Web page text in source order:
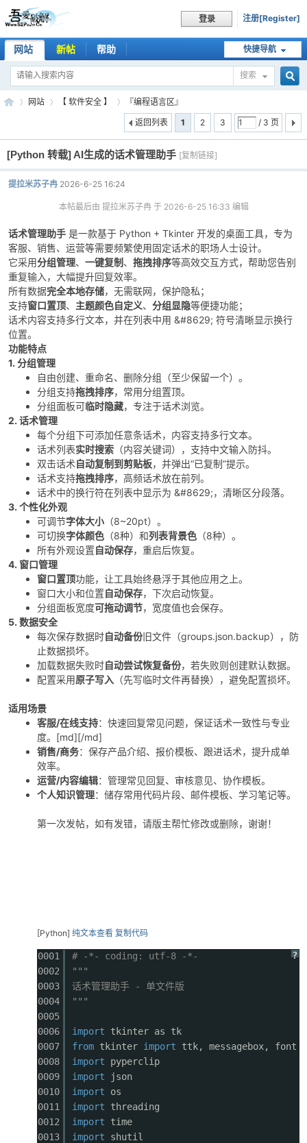
登录 注册[Register]
快捷导航
网站 新帖 帮助
搜索
吾
爱
»
网站 【 软件安全 】
›
『编程语言区』
1
2 3 / 3 页
返回列表
[Python 转载] AI生成的话术管理助手 [复制链接]
提拉米苏子冉 2026-6-25 16:24
本帖最后由 提拉米苏子冉 于 2026-6-25 16:33 编辑
话术管理助手 是一款基于 Python + Tkinter 开发的桌面工具，专为
客服、销售、运营等需要频繁使用固定话术的职场人士设计。
它采用分组管理、 一键复制 、 拖拽排序等高效交互方式，帮助您告别
重复输入，大幅提升回复效率。
所有数据完全本地存储，无需联网，保护隐私；
支持窗口置顶、 主题颜色自定义、 分组显隐等便捷功能；
话术内容支持多行文本，并在列表中用 &#8629; 符号清晰显示换行
位置。
功能特点
1. 分组管理
自由创建、重命名、删除分组（至少保留一个）。
分组支持拖拽排序，常用分组置顶。
分组面板可临时隐藏，专注于话术浏览。
2. 话术管理
每个分组下可添加任意条话术，内容支持多行文本。
话术列表实时搜索 （内容关键词），支持中文输入防抖。
双击话术自动复制到剪贴板，并弹出“已复制”提示。
话术支持拖拽排序，高频话术放在前列。
话术中的换行符在列表中显示为 &#8629;，清晰区分段落。
3. 个性化外观
可调节字体大小 （8~20pt）。
可切换字体颜色 （8种）和列表背景色 （8种）。
所有外观设置自动保存，重启后恢复。
4. 窗口管理
窗口置顶功能，让工具始终悬浮于其他应用之上。
窗口大小和位置自动保存，下次启动恢复。
分组面板宽度可拖动调节，宽度值也会保存。
5. 数据安全
每次保存数据时自动备份旧文件（groups.json.backup），防
止数据损坏。
加载数据失败时自动尝试恢复备份，若失败则创建默认数据。
配置采用原子写入 （先写临时文件再替换），避免配置损坏。
适用场景
客服/在线支持：快速回复常见问题，保证话术一致性与专业
度。[md][/md]
销售/商务：保存产品介绍、报价模板、跟进话术，提升成单
效率。
运营/内容编辑：管理常见回复、审核意见、协作模板。
个人知识管理：储存常用代码片段、邮件模板、学习笔记等。
第一次发帖，如有发错，请版主帮忙修改或删除，谢谢！
[Python] 纯文本查看 复制代码
?
0001
0002
0003
0004
0005
0006
0007
0008
0009
0010
0011
0012
0013
# -*- coding: utf-8 -*-
"""
话术管理助手 - 单文件版
"""
import
tkinter as tk
from tkinter import
ttk, messagebox, font
import
pyperclip
import
json
import
os
import
threading
import
time
import
shutil